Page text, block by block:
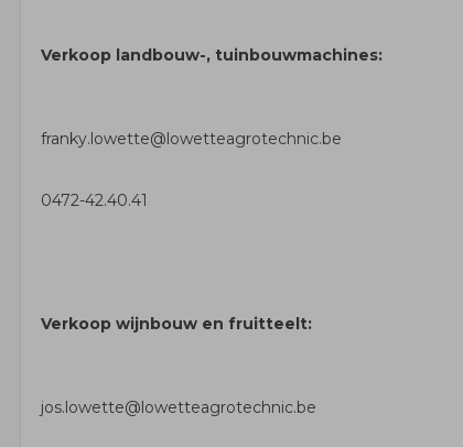
Verkoop landbouw-, tuinbouwmachines:
franky.lowette@lowetteagrotechnic.be
0472-42.40.41
Verkoop wijnbouw en fruitteelt:
jos.lowette@lowetteagrotechnic.be